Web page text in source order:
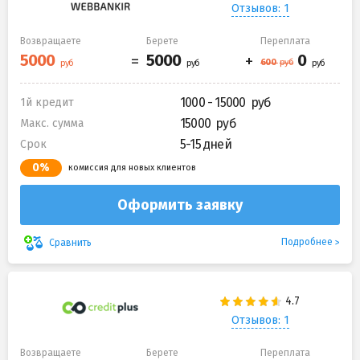
Отзывов: 1
Возвращаете Берете Переплата
1й кредит 1000 - 15000
Макс. сумма 15000
Срок 5-15 дней
0% комиссия для новых клиентов
Оформить заявку
Сравнить Подробнее
Отзывов: 1
Возвращаете Берете Переплата